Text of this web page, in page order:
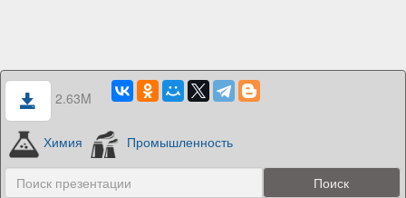
2.63M
Химия Промышленность